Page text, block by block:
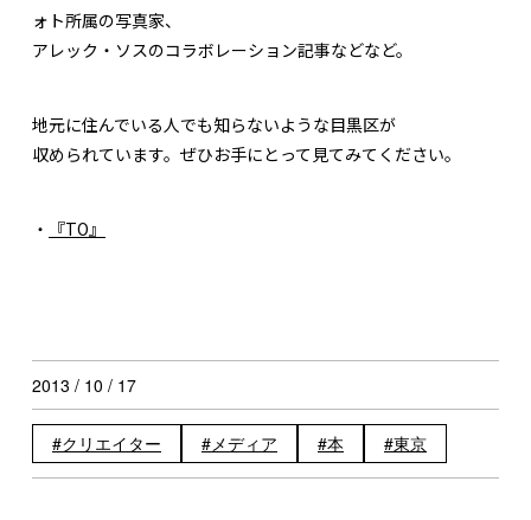
ォト所属の写真家、
アレック・ソスのコラボレーション記事などなど。
地元に住んでいる人でも知らないような目黒区が
収められています。ぜひお手にとって見てみてください。
・ 『TO』
2013 / 10 / 17
クリエイター メディア 本 東京